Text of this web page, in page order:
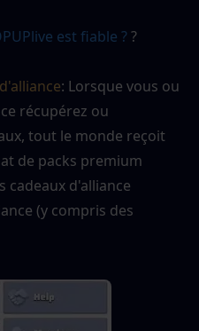
est fiable ? ?
: Lorsque vous ou
récupérez ou
tout le monde reçoit
de packs premium
cadeaux d'alliance
(y compris des